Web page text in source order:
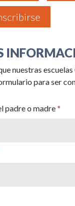
nuestras
para ser
padre o madre